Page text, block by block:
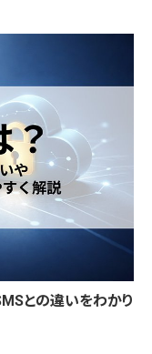
との違いをわかり